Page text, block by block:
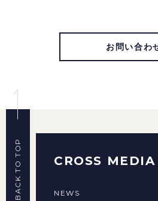
お問い合わ
BACK TO TOP CROSS
NEWS